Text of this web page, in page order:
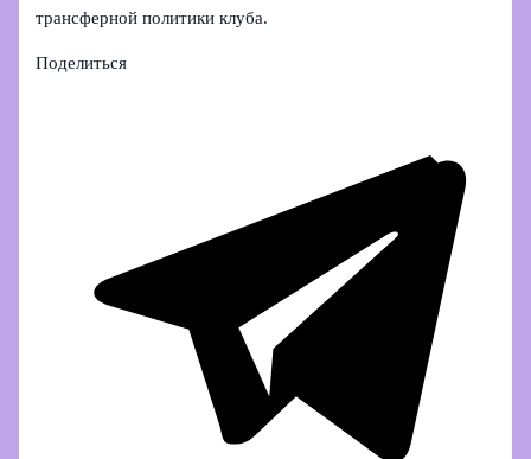
трансферной политики клуба.
Поделиться